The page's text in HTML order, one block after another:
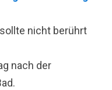
nicht berührt
nach der